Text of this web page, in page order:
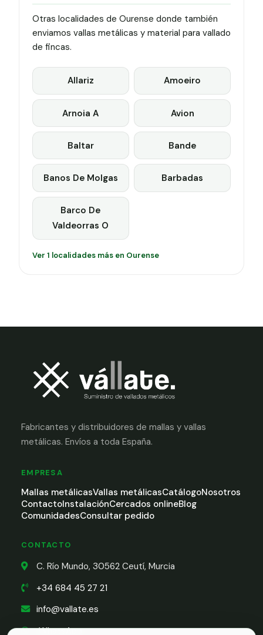
Otras localidades de Ourense donde también
enviamos vallas metálicas y material para vallado
de fincas.
Allariz Amoeiro
Arnoia A Avion
Baltar Bande
Banos De Molgas Barbadas
Barco De
Valdeorras O
Ver 1 localidades más en Ourense
Fabricantes y distribuidores de mallas y vallas
metálicas. Envíos a toda España.
EMPRESA
Mallas metálicasVallas metálicasCatálogoNosotros
ContactoInstalaciónCercados onlineBlog
ComunidadesConsultar pedido
CONTACTO
C. Río Mundo, 30562 Ceutí, Murcia
+34 684 45 27 21
info@vallate.es
WhatsApp